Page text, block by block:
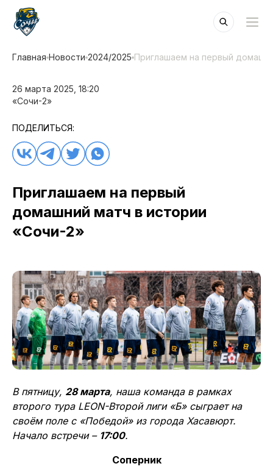
Главная Новости 2024/2025 Приглашаем на первый
26 марта 2025, 18:20
«Cочи-2»
ПОДЕЛИТЬСЯ:
Приглашаем на первый
домашний матч в истории
«Сочи-2»
В пятницу, 28 марта, наша команда в рамках
второго тура LEON-Второй лиги «Б» сыграет на
своём поле с «Победой» из города Хасавюрт.
Начало встречи – 17:00.
Соперник